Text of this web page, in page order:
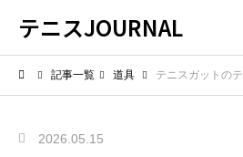
テニスJOURNAL
記事一覧 道具 テニスガットのテンション
2026.05.15